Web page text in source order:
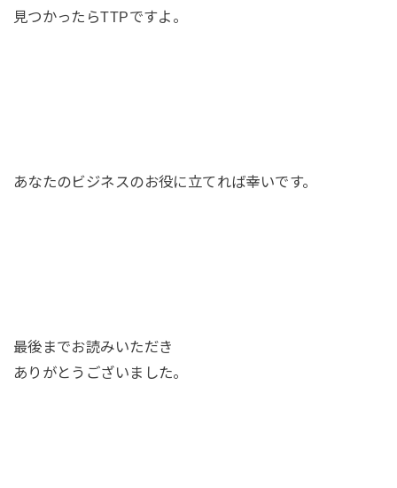
見つかったらTTPですよ。
あなたのビジネスのお役に立てれば幸いです。
最後までお読みいただき
ありがとうございました。